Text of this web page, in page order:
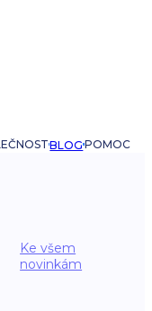
BLOGPOMOC
Ke všem
novinkám